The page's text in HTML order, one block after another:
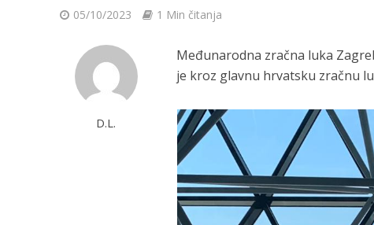
05/10/2023 1 Min čitanja
D.L.
Međunarodna zračna luka
je kroz glavnu hrvatsku zračnu